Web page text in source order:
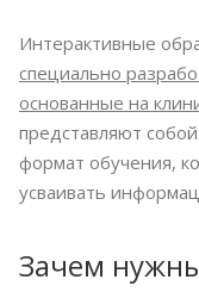
Интерактивные
специально
основанные на
представляют
формат обучения,
усваивать
Зачем